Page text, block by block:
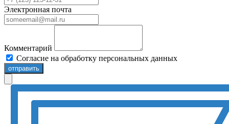
Электронная почта
Комментарий
Согласие на обработку персональных данных
отправить